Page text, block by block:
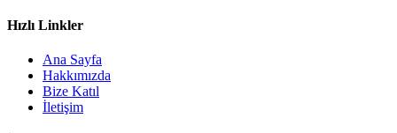
Hızlı Linkler
Ana Sayfa
Hakkımızda
Bize Katıl
İletişim